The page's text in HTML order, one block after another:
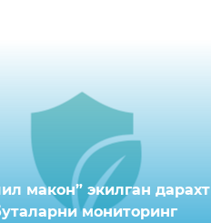
макон” экилган дарахт
мониторинг